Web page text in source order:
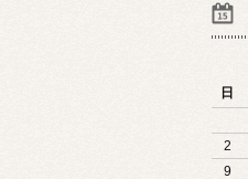
日
2
9